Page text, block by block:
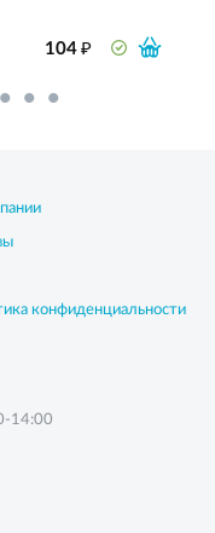
104₽
конфиденциальности
14:00